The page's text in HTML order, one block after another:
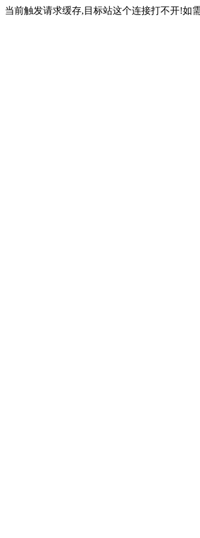
当前触发请求缓存,目标站这个连接打不开!如